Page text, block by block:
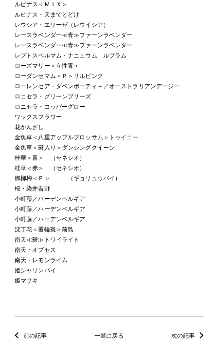
ルピナス＜ＭＩＸ＞
ルピナス・天までとどけ
レウシア・エリーゼ（レウイシア）
レースラベンダー≪青≫ファーンラベンダー
レースラベンダー≪青≫ファーンラベンダー
レプトスペルマム・ナニュウム ルブラム
ローズマリー＜立性青＞
ローダンセマム＜Ｐ＞リルピンク
ローレンセア・ダベンポーティ－／オーストラリアンデージー
ロニセラ・グリーンブリーズ
ロニセラ・コッパーグロー
ワックスフラワー
花かんざし
金魚草＜八重アップルブロッサム＞トゥイニー
金魚草＜斑入り＞ダンシングクイーン
桂華＜青＞ （セネシオ）
桂華＜赤＞ （セネシオ）
御柳梅＜Ｐ＞ （ギョリュウバイ）
桜・染井吉野
小町藤／ハーデンベルギア
小町藤／ハーデンベルギア
小町藤／ハーデンベルギア
沈丁花＜覆輪斑＞前島
南天≪斑≫トワイライト
南天・オブセス
南天・レモンライム
姫シャリンバイ
姫マサキ
前の記事 一覧に戻る 次の記事